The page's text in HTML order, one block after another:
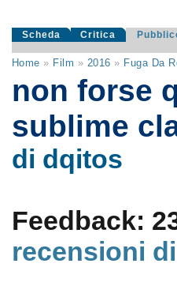
Scheda Critica
Home » Film » 2016 » Fuga Da
non forse
sublime
di dqitos
Feedback:
recensioni